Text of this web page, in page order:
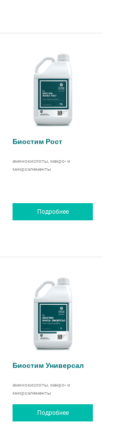
Биостим Рост
аминокислоты, макро- и
микроэлементы
Подробнее
Биостим Универсал
аминокислоты, макро- и
микроэлементы
Подробнее